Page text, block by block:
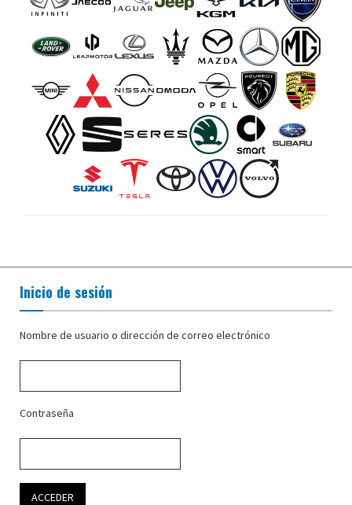
Inicio de sesión
Nombre de usuario o dirección de correo electrónico
Contraseña